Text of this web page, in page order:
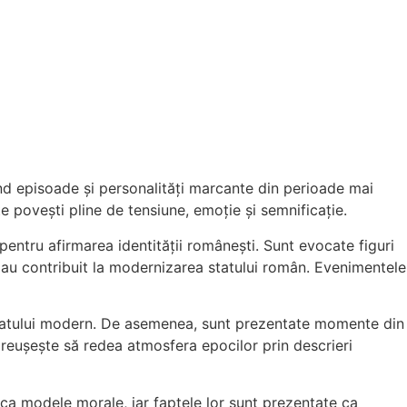
episoade și personalități marcante din perioade mai
pline de tensiune, emoție și semnificație.
afirmarea identității românești. Sunt evocate figuri
contribuit la modernizarea statului român. Evenimentele
modern. De asemenea, sunt prezentate momente din
să redea atmosfera epocilor prin descrieri
modele morale, iar faptele lor sunt prezentate ca